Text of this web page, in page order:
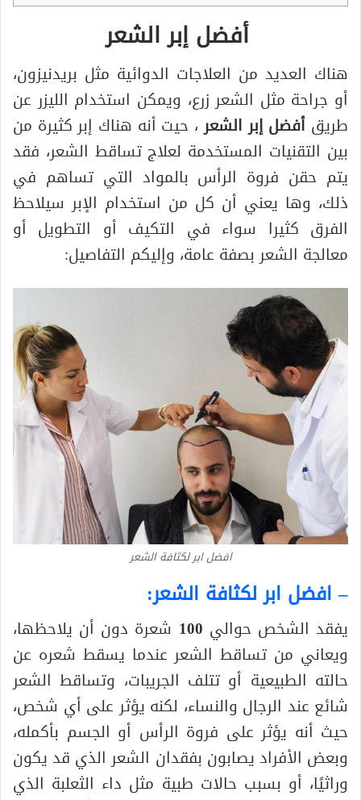
أفضل إبر الشعر
هناك العديد من العلاجات الدوائية مثل بريدنيزون،
أو جراحة مثل الشعر زرع، ويمكن استخدام الليزر عن
طريق أفضل إبر الشعر، حيت أنه هناك إبر كثيرة من
بين التقنيات المستخدمة لعلاج تساقط الشعر، فقد
يتم حقن فروة الرأس بالمواد التي تساهم في
ذلك، وها يعني أن كل من استخدام الإبر سيلاحظ
الفرق كثيرا سواء في التكيف أو التطويل أو
معالجة الشعر بصفة عامة، وإليكم التفاصيل:
افضل ابر لكثافة الشعر
– افضل ابر لكثافة الشعر:
يفقد الشخص حوالي
شعرة دون أن يلاحظها،
ويعاني من تساقط الشعر عندما يسقط شعره عن
حالته الطبيعية أو تتلف الجريبات، وتساقط الشعر
شائع عند الرجال والنساء، لكنه يؤثر على أي شخص،
حيث أنه يؤثر على فروة الرأس أو الجسم بأكمله،
وبعض الأفراد يصابون بفقدان الشعر الذي قد يكون
وراثيًا، أو بسبب حالات طبية مثل داء الثعلبة الذي